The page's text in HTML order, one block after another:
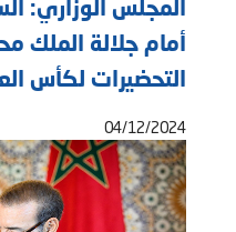
المجلس الوزاري:
أمام جلالة الملك
التحضيرات لكأس العالم
04/12/2024